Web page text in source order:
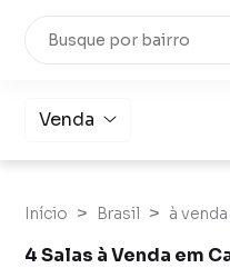
Venda
Início Brasil à venda
4 Salas à Venda em